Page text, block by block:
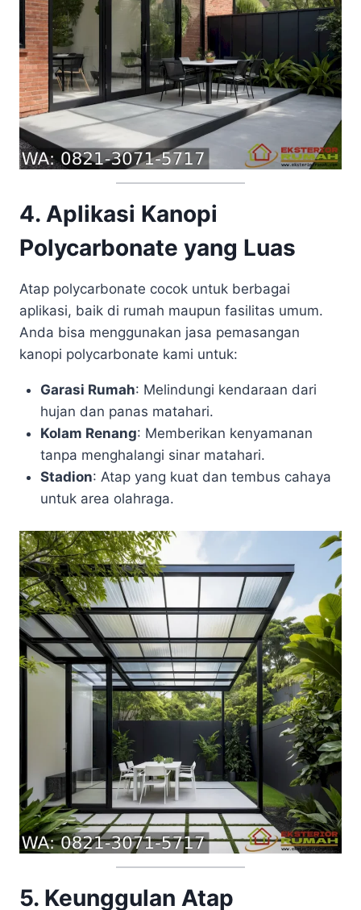
4. Aplikasi Kanopi
Polycarbonate yang Luas
Atap polycarbonate cocok untuk berbagai
aplikasi, baik di rumah maupun fasilitas umum.
Anda bisa menggunakan jasa pemasangan
kanopi polycarbonate kami untuk:
Garasi Rumah: Melindungi kendaraan dari
hujan dan panas matahari.
Kolam Renang: Memberikan kenyamanan
tanpa menghalangi sinar matahari.
Stadion: Atap yang kuat dan tembus cahaya
untuk area olahraga.
5. Keunggulan Atap